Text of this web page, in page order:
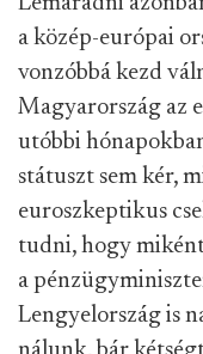
a közép-európai
vonzóbbá kezd
Magyarország az
utóbbi
státuszt sem kér,
euroszkeptikus
tudni, hogy
a
Lengyelország is